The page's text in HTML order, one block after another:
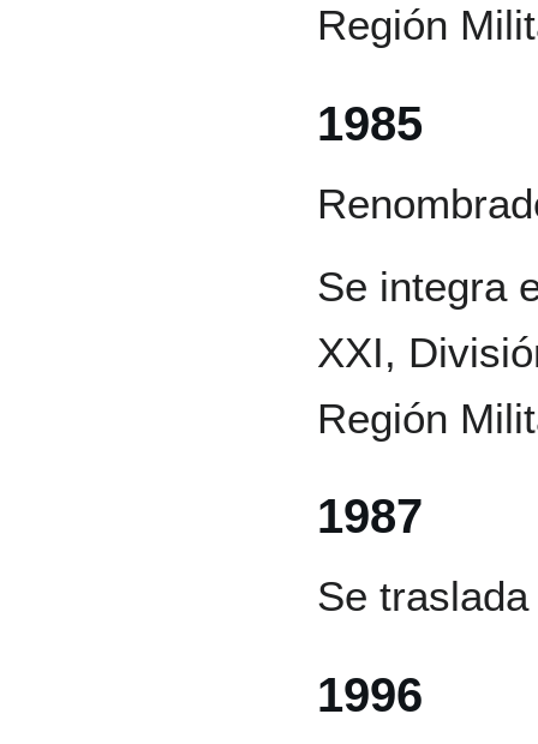
Región
1985
Se integra
XXI,
Región
1987
Se
1996